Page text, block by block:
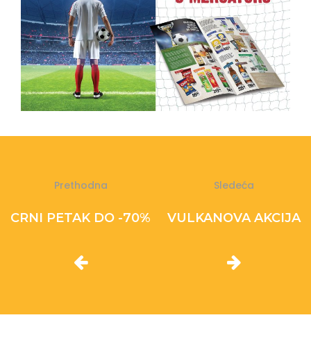
Prethodna
CRNI PETAK DO -70%
Sledeća
VULKANOVA AKCIJA